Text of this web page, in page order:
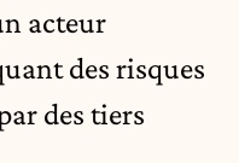
acteur
des risques
des tiers